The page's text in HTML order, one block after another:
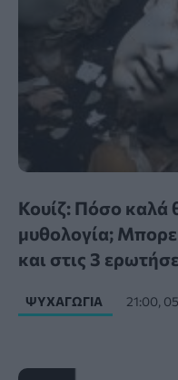
Κουίζ: Πόσο καλά
μυθολογία;
και στις 3
ΨΥΧΑΓΩΓΊΑ 21:00,